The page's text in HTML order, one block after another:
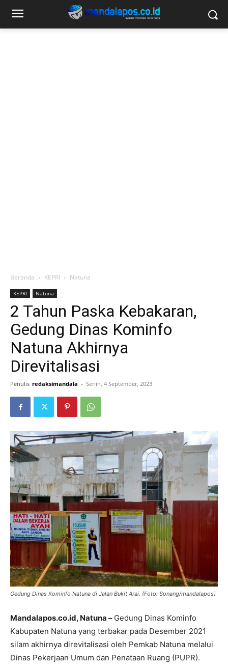
Beranda KEPRI Natuna
KEPRI Natuna
2 Tahun Paska Kebakaran,
Gedung Dinas Kominfo
Natuna Akhirnya
Direvitalisasi
Penulis redaksimandala - Senin, 4 September, 2023
Gedung Dinas Kominfo Natuna di Jalan Bukit Arai. (Foto: Sonang/mandalapos)
Mandalapos.co.id, Natuna – Gedung Dinas Kominfo
Kabupaten Natuna yang terbakar pada Desember 2021
silam akhirnya direvitalisasi oleh Pemkab Natuna melalui
Dinas Pekerjaan Umum dan Penataan Ruang (PUPR).